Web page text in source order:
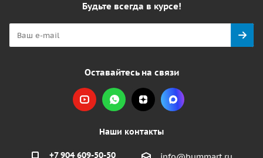
Будьте всегда в курсе!
Оставайтесь на связи
Наши контакты
+7 904 609-50-50